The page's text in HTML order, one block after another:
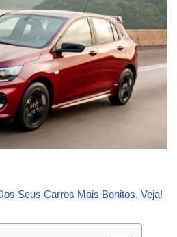
Seus Carros Mais Bonitos, Veja!